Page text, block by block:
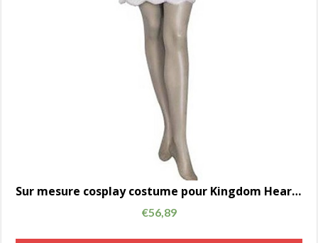
Sur mesure cosplay costume pour Kingdom Hearts Naminé AC00717
€56,89